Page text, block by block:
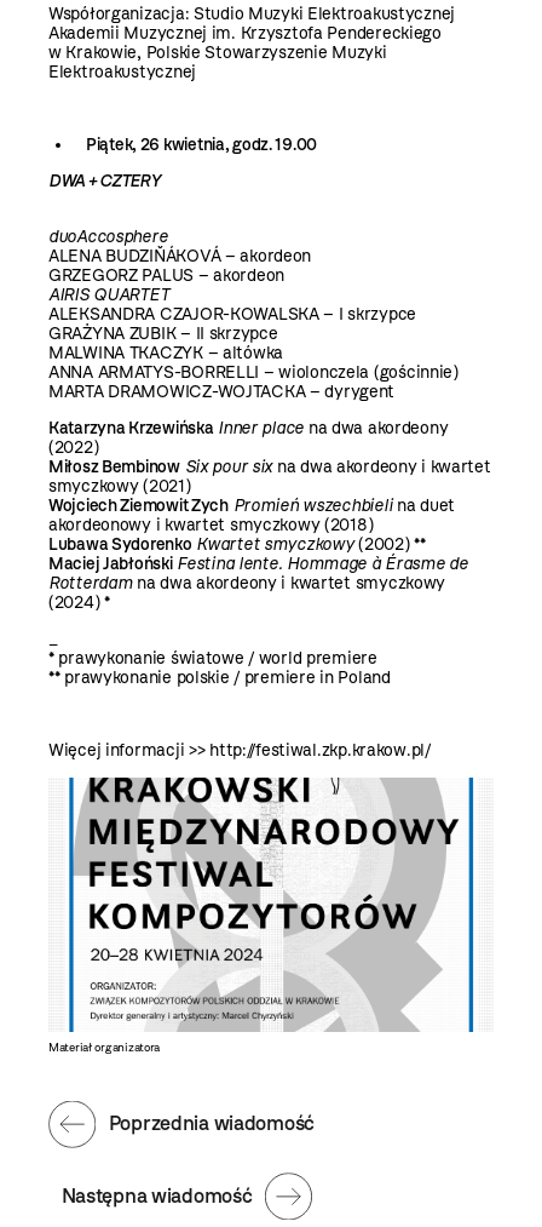
Współorganizacja: Studio Muzyki Elektroakustycznej
Akademii Muzycznej im. Krzysztofa Pendereckiego
w Krakowie, Polskie Stowarzyszenie Muzyki
Elektroakustycznej
Piątek, 26 kwietnia, godz. 19.00
DWA + CZTERY
duoAccosphere
ALENA BUDZIŇÁKOVÁ – akordeon
GRZEGORZ PALUS – akordeon
AIRIS QUARTET
ALEKSANDRA CZAJOR-KOWALSKA – I skrzypce
GRAŻYNA ZUBIK – II skrzypce
MALWINA TKACZYK – altówka
ANNA ARMATYS-BORRELLI – wiolonczela (gościnnie)
MARTA DRAMOWICZ-WOJTACKA – dyrygent
Katarzyna Krzewińska Inner place na dwa akordeony
(2022)
Miłosz Bembinow Six pour sixna dwa akordeony i kwartet
smyczkowy (2021)
Wojciech Ziemowit Zych Promień wszechbielina duet
akordeonowy i kwartet smyczkowy (2018)
Lubawa Sydorenko Kwartet smyczkowy(2002) **
Maciej Jabłoński Festina lente. Hommage à Érasme de
Rotterdamna dwa akordeony i kwartet smyczkowy
(2024) *
* prawykonanie światowe / world premiere
** prawykonanie polskie / premiere in Poland
Więcej informacji >> http://festiwal.zkp.krakow.pl/
Materiał organizatora
Następna wiadomość
Poprzednia wiadomość